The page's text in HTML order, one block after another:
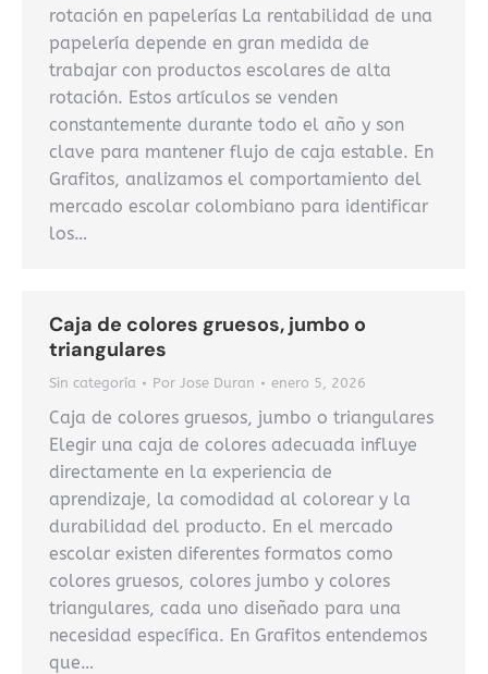
rotación en papelerías La rentabilidad de una
papelería depende en gran medida de
trabajar con productos escolares de alta
rotación. Estos artículos se venden
constantemente durante todo el año y son
clave para mantener flujo de caja estable. En
Grafitos, analizamos el comportamiento del
mercado escolar colombiano para identificar
los…
Caja de colores gruesos, jumbo o
triangulares
Sin categoría Por Jose Duran enero 5, 2026
Caja de colores gruesos, jumbo o triangulares
Elegir una caja de colores adecuada influye
directamente en la experiencia de
aprendizaje, la comodidad al colorear y la
durabilidad del producto. En el mercado
escolar existen diferentes formatos como
colores gruesos, colores jumbo y colores
triangulares, cada uno diseñado para una
necesidad específica. En Grafitos entendemos
que…